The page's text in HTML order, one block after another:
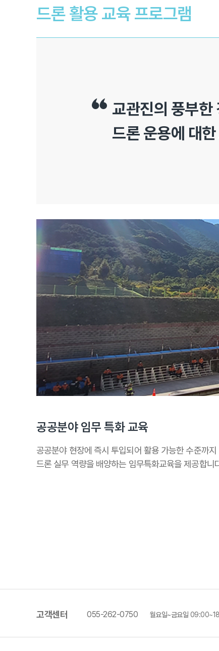
드론 활용 교육 프로그램
교관진의 풍부한
드론 운용에 대
공공분야 임무 특화 교육
공공분야 현장에 즉시 투입되어 활용 가능한 수준까지
드론 실무 역량을 배양하는 임무특화교육을 제공합니
고객센터 055-262-0750 월요일~금요일